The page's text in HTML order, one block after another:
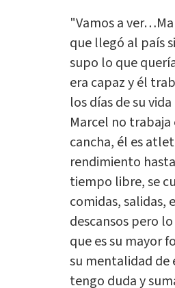
"Vamos a
que llegó al país
supo lo que
era capaz y él
los días de su
Marcel no trabaja
cancha, él es
rendimiento
tiempo libre, se
comidas, salidas,
descansos pero
que es su mayor
su mentalidad de
tengo duda y